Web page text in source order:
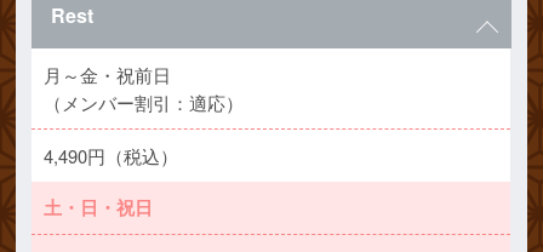
Rest
月～金・祝前日
（メンバー割引：適応）
4,490円（税込）
土・日・祝日